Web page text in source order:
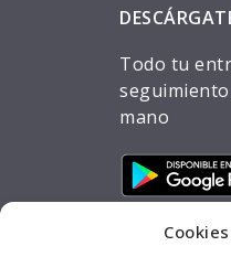
Todo tu
seguimiento
mano